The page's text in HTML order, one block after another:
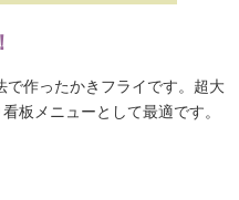
作ったかきフライです。超大
板メニューとして最適です。